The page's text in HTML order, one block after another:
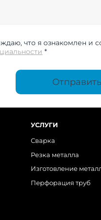
что я ознакомлен и
*
Отправить
УСЛУГИ
Сварка
Резка металла
Изготовление
Перфорация труб